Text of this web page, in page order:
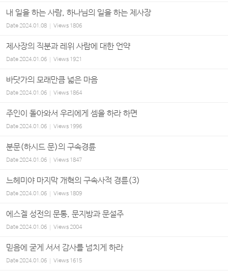
내 일을 하는 사람, 하나님의 일을 하는 제사장
Date2024.01.08 Views 1806
제사장의 직분과 레위 사람에 대한 언약
Date2024.01.06 Views 1921
바닷가의 모래만큼 넓은 마음
Date2024.01.06 Views 1864
주인이 돌아와서 우리에게 셈을 하라 하면
Date2024.01.06 Views 1996
분문(하시드 문)의 구속경륜
Date2024.01.06 Views 1847
느헤미야 마지막 개혁의 구속사적 경륜(3)
Date2024.01.06 Views 1809
에스겔 성전의 문통, 문지방과 문설주
Date2024.01.06 Views2004
믿음에 굳게 서서 감사를 넘치게 하라
Date2024.01.06 Views 1615